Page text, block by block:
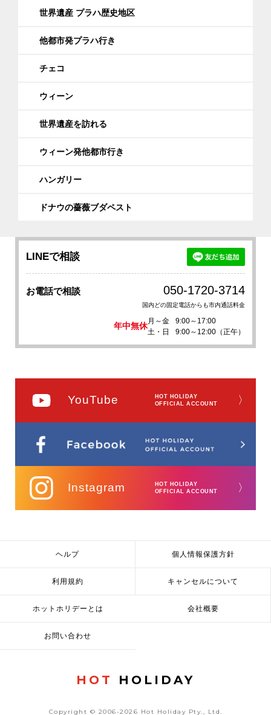
世界遺産 プラハ歴史地区
他都市発プラハ行き
チェコ
ウィーン
世界遺産を訪れる
ウィーン発他都市行き
ハンガリー
ドナウの薔薇ブダペスト
LINEで相談
お電話で相談 050-1720-3714
国内どの固定電話からも市内通話料金
年中無休
月～金
9:00～17:00
土・日
9:00～12:00（正午）
YouTube
HOT HOLIDAY
OFFICIAL ACCOUNT
〉
Instagram
HOT HOLIDAY
OFFICIAL ACCOUNT
〉
ヘルプ 個人情報保護方針
利用規約 キャンセルについて
ホットホリデーとは 会社概要
お問い合わせ
HOT HOLIDAY
Copyright © 2006-2026 Hot Holiday Pty., Ltd.